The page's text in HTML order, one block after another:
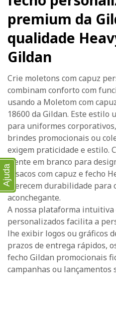
premium da
qualidade
Gildan
Crie moletons com capuz
combinam conforto com
usando a Moletom com
18600 da Gildan. Este estilo
para uniformes
brindes promocionais ou
exigem praticidade e estilo.
frente em branco para
casacos com capuz e fecho
oferecem durabilidade para
aconchegante.
A nossa plataforma intuitiva
personalizados facilita a
lhe exibir logos ou gráficos
prazos de entrega rápidos,
fecho Gildan promocionais
campanhas ou lançamentos
Ajuda